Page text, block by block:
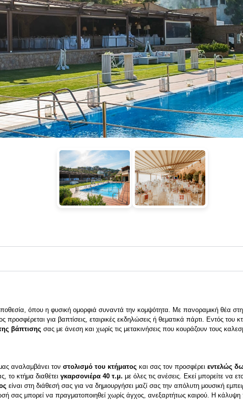
όπου η φυσική ομορφιά συναντά την κομψότητα. Με πανοραμική θέα
προσφέρεται για βαπτίσεις, εταιρικές εκδηλώσεις ή θεματικά πάρτι. Εντός του
βάπτισης σας με άνεση και χωρίς τις μετακινήσεις που κουράζουν τους
αναλαμβάνει τον στολισμό του κτήματος και σας τον προσφέρει εντελώς
το κτήμα διαθέτει γκαρσονιέρα 40 τ.μ. με όλες τις ανέσεις. Εκεί μπορείτε να
είναι στη διάθεσή σας για να δημιουργήσει μαζί σας την απόλυτη μουσική
σας μπορεί να πραγματοποιηθεί χωρίς άγχος, ανεξαρτήτως καιρού. Η